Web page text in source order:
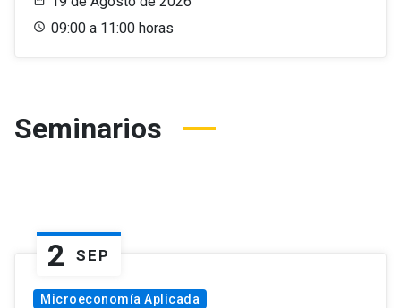
09:00 a 11:00 horas
Seminarios
2 SEP
Microeconomía Aplicada